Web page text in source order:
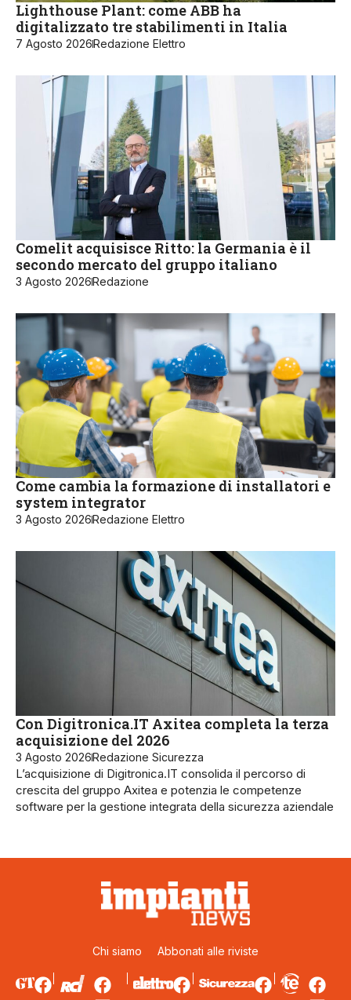
Lighthouse Plant: come ABB ha
digitalizzato tre stabilimenti in Italia
7 Agosto 2026Redazione Elettro
Comelit acquisisce Ritto: la Germania è il
secondo mercato del gruppo italiano
3 Agosto 2026Redazione
Come cambia la formazione di installatori e
system integrator
3 Agosto 2026Redazione Elettro
Con Digitronica.IT Axitea completa la terza
acquisizione del 2026
3 Agosto 2026Redazione Sicurezza
L’acquisizione di Digitronica.IT consolida il percorso di
crescita del gruppo Axitea e potenzia le competenze
software per la gestione integrata della sicurezza aziendale
Chi siamo Abbonati alle riviste